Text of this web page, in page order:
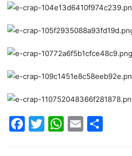
Facebook
Twitter
WhatsApp
Email